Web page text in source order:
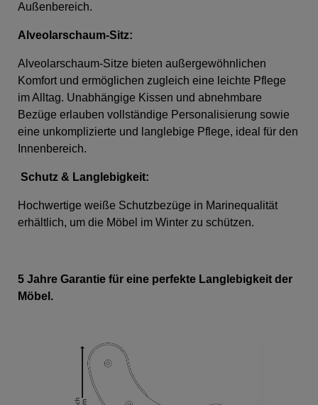
Außenbereich.
Alveolarschaum-Sitz:
Alveolarschaum-Sitze bieten außergewöhnlichen
Komfort und ermöglichen zugleich eine leichte Pflege
im Alltag. Unabhängige Kissen und abnehmbare
Bezüge erlauben vollständige Personalisierung sowie
eine unkomplizierte und langlebige Pflege, ideal für den
Innenbereich.
Schutz & Langlebigkeit:
Hochwertige weiße Schutzbezüge in Marinequalität
erhältlich, um die Möbel im Winter zu schützen.
5 Jahre Garantie für eine perfekte Langlebigkeit der
Möbel.